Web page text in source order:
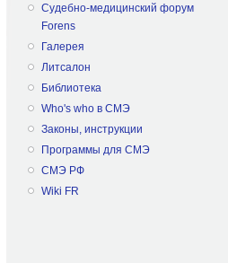
Судебно-медицинский форум
Forens
Галерея
Литсалон
Библиотека
Who's who в СМЭ
Законы, инструкции
Программы для СМЭ
СМЭ РФ
Wiki FR